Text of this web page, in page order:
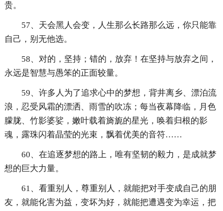
贵。
57、天会黑人会变，人生那么长路那么远，你只能靠
自己，别无他选。
58、对的，坚持；错的，放弃！在坚持与放弃之间，
永远是智慧与愚笨的正面较量。
59、许多人为了追求心中的梦想，背井离乡、漂泊流
浪，忍受风霜的漂洒、雨雪的吹冻；每当夜幕降临，月色
朦胧、竹影婆娑，嫩叶载着旖旎的星光，唤着归根的影
魂，露珠闪着晶莹的光束，飘着优美的音符……
60、在追逐梦想的路上，唯有坚韧的毅力，是成就梦
想的巨大力量。
61、看重别人，尊重别人，就能把对手变成自己的朋
友，就能化害为益，变坏为好，就能把遭遇变为幸运，把